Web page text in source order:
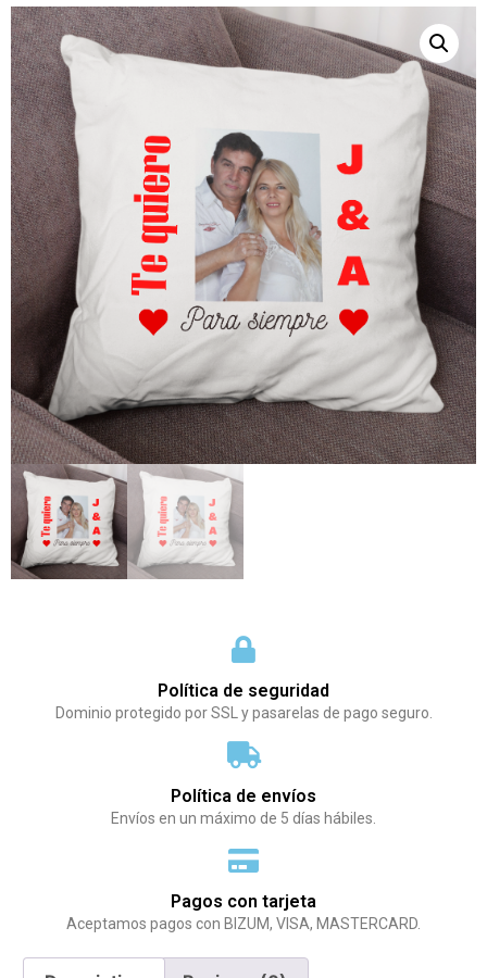
Política de seguridad
Dominio protegido por SSL y pasarelas de pago seguro.
Política de envíos
Envíos en un máximo de 5 días hábiles.
Pagos con tarjeta
Aceptamos pagos con BIZUM, VISA, MASTERCARD.